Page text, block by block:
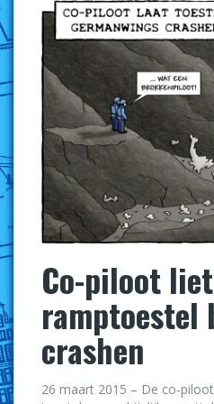
Co-piloot liet
ramptoestel
crashen
26 maart 2015 – De co-